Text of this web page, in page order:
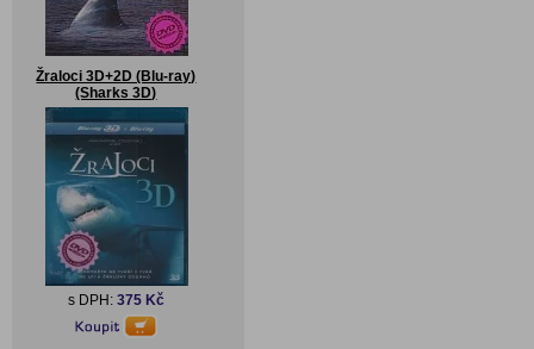
Žraloci 3D+2D (Blu-ray)
(Sharks 3D)
s DPH: 375 Kč